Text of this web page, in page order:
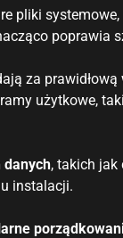
pliki
poprawia
za prawidłową
użytkowe,
danych, takich jak
instalacji.